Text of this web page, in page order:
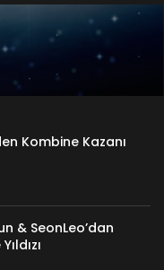
Kombine Kazanı
& SeonLeo’dan